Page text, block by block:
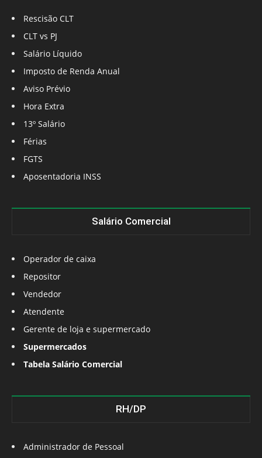
Rescisão CLT
CLT vs PJ
Salário Líquido
Imposto de Renda Anual
Aviso Prévio
Hora Extra
13º Salário
Férias
FGTS
Aposentadoria INSS
Salário Comercial
Operador de caixa
Repositor
Vendedor
Atendente
Gerente de loja e supermercado
Supermercados
Tabela Salário Comercial
RH/DP
Administrador de Pessoal